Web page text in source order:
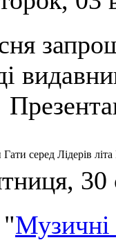
серед Лідерів
30